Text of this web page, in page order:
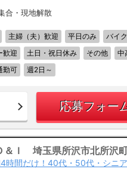
合・現地解散
主婦（夫）歓迎 平日のみ
バイ
歓迎 土日・祝日休み その他
中
勤可 週2日～
応募フォー
＆Ｉ 埼玉県所沢市北所沢
時間だけ！40代・50代・シニ